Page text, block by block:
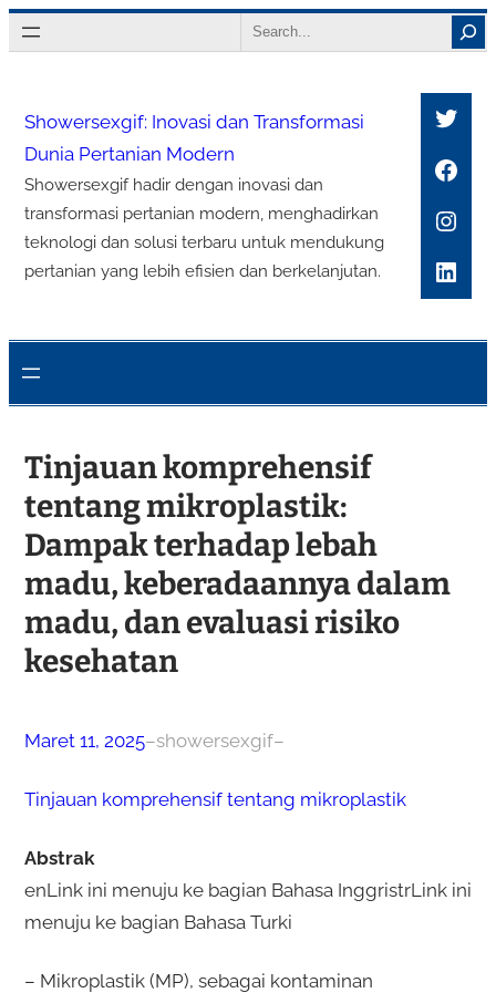
Lewati
ke
Search
Showersexgif: Inovasi dan Transformasi
Dunia Pertanian Modern
Showersexgif hadir dengan inovasi dan
transformasi pertanian modern, menghadirkan
teknologi dan solusi terbaru untuk mendukung
pertanian yang lebih efisien dan berkelanjutan.
Tinjauan komprehensif
tentang mikroplastik:
Dampak terhadap lebah
madu, keberadaannya dalam
madu, dan evaluasi risiko
kesehatan
Maret 11, 2025–showersexgif–
Tinjauan komprehensif tentang mikroplastik
Abstrak
enLink ini menuju ke bagian Bahasa InggristrLink ini
menuju ke bagian Bahasa Turki
– Mikroplastik (MP), sebagai kontaminan